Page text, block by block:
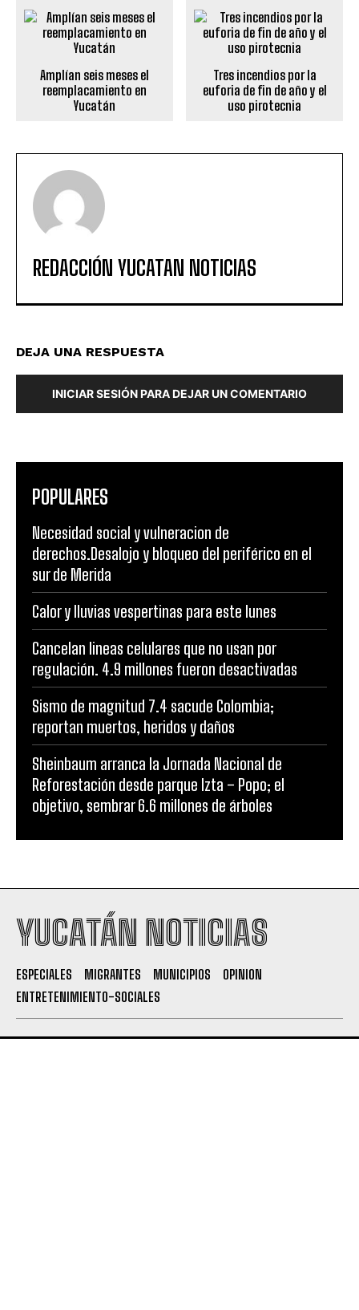
Amplían seis meses el
reemplacamiento en
Yucatán
Tres incendios por la
euforia de fin de año y el
uso pirotecnia
REDACCIÓN YUCATAN NOTICIAS
DEJA UNA RESPUESTA
INICIAR SESIÓN PARA DEJAR UN COMENTARIO
POPULARES
Necesidad social y vulneracion de
derechos.Desalojo y bloqueo del periférico en el
sur de Merida
Calor y lluvias vespertinas para este lunes
Cancelan lineas celulares que no usan por
regulación. 4.9 millones fueron desactivadas
Sismo de magnitud 7.4 sacude Colombia;
reportan muertos, heridos y daños
Sheinbaum arranca la Jornada Nacional de
Reforestación desde parque Izta – Popo; el
objetivo, sembrar 6.6 millones de árboles
YUCATÁN NOTICIAS
ESPECIALES MIGRANTES MUNICIPIOS
OPINION
ENTRETENIMIENTO-SOCIALES